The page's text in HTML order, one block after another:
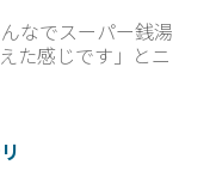
なでスーパー銭湯
た感じです」とニ